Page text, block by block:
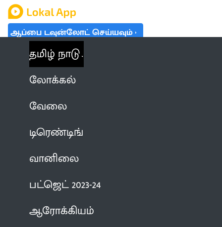
ஆப்பை டவுன்லோட் செய்யவும்
தமிழ் நாடு
லோக்கல்
வேலை
டிரெண்டிங்
வானிலை
பட்ஜெட் 2023-24
ஆரோக்கியம்